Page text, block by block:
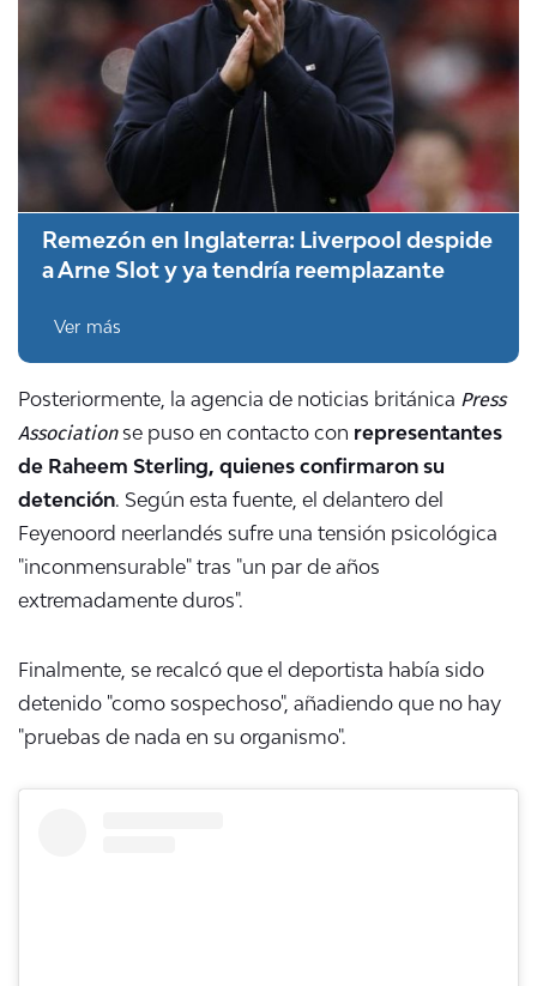
Remezón en Inglaterra: Liverpool despide
a Arne Slot y ya tendría reemplazante
Ver más
Posteriormente, la agencia de noticias británica Press
Associationse puso en contacto con representantes
de Raheem Sterling, quienes confirmaron su
detención. Según esta fuente, el delantero del
Feyenoord neerlandés sufre una tensión psicológica
"inconmensurable" tras "un par de años
extremadamente duros".
Finalmente, se recalcó que el deportista había sido
detenido "como sospechoso", añadiendo que no hay
"pruebas de nada en su organismo".